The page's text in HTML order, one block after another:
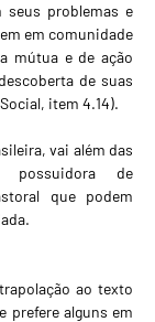
problemas e
em comunidade
mútua e de ação
de suas
item 4.14).
vai além das
possuidora de
que podem
ao texto
prefere alguns em